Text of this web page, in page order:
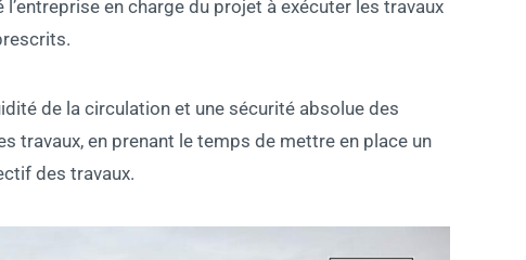
en charge du projet à exécuter les travaux
de la circulation et une sécurité absolue des
travaux, en prenant le temps de mettre en place un
des travaux.